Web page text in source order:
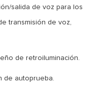
salida de voz para los
transmisión de voz,
de retroiluminación.
de autoprueba.